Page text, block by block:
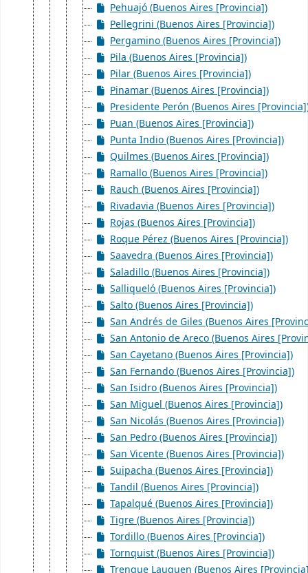
Pehuajó (Buenos Aires [Provincia])
Pellegrini (Buenos Aires [Provincia])
Pergamino (Buenos Aires [Provincia])
Pila (Buenos Aires [Provincia])
Pilar (Buenos Aires [Provincia])
Pinamar (Buenos Aires [Provincia])
Presidente Perón (Buenos Aires
Puan (Buenos Aires [Provincia])
Punta Indio (Buenos Aires [Provincia])
Quilmes (Buenos Aires [Provincia])
Ramallo (Buenos Aires [Provincia])
Rauch (Buenos Aires [Provincia])
Rivadavia (Buenos Aires [Provincia])
Rojas (Buenos Aires [Provincia])
Roque Pérez (Buenos Aires [Provincia])
Saavedra (Buenos Aires [Provincia])
Saladillo (Buenos Aires [Provincia])
Salliqueló (Buenos Aires [Provincia])
Salto (Buenos Aires [Provincia])
San Andrés de Giles (Buenos Aires
San Antonio de Areco (Buenos Aires
San Cayetano (Buenos Aires [Provincia])
San Fernando (Buenos Aires [Provincia])
San Isidro (Buenos Aires [Provincia])
San Miguel (Buenos Aires [Provincia])
San Nicolás (Buenos Aires [Provincia])
San Pedro (Buenos Aires [Provincia])
San Vicente (Buenos Aires [Provincia])
Suipacha (Buenos Aires [Provincia])
Tandil (Buenos Aires [Provincia])
Tapalqué (Buenos Aires [Provincia])
Tigre (Buenos Aires [Provincia])
Tordillo (Buenos Aires [Provincia])
Tornquist (Buenos Aires [Provincia])